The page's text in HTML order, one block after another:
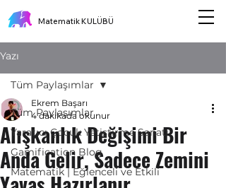
Matematik KULÜBÜ
Yazı
Tüm Paylaşımlar
Yaratıcı Çocuk Yetiştirme Sanatı
Gamification Blog
Matematik | Eğlenceli ve Etkili
Tüm Paylaşımlar
Alışkanlık Değişimi Bir
Anda Gelir, Sadece Zemini
Ekrem Başarı
4 dakikada okunur